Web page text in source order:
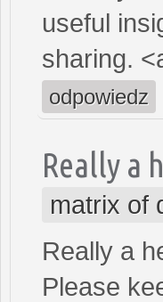
useful
sharing.
odpowiedz
Really a
matrix of
Really a
Please